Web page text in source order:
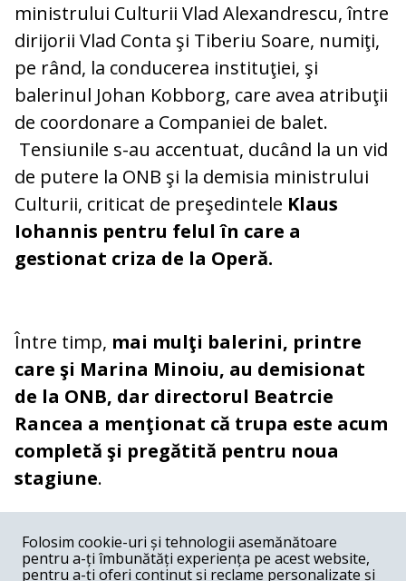
ministrului Culturii Vlad Alexandrescu, între
dirijorii Vlad Conta şi Tiberiu Soare, numiţi,
pe rând, la conducerea instituţiei, şi
balerinul Johan Kobborg, care avea atribuţii
de coordonare a Companiei de balet.
Tensiunile s-au accentuat, ducând la un vid
de putere la ONB şi la demisia ministrului
Culturii, criticat de preşedintele Klaus
Iohannis pentru felul în care a
gestionat criza de la Operă.
Între timp, mai mulţi balerini, printre
care şi Marina Minoiu, au demisionat
de la ONB, dar directorul Beatrcie
Rancea a menţionat că trupa este acum
completă şi pregătită pentru noua
stagiune.
COMENTARII
Nume
Folosim cookie-uri și tehnologii asemănătoare
pentru a-ți îmbunătăți experiența pe acest website,
pentru a-ți oferi conținut și reclame personalizate și